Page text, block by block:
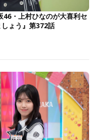
46・上村ひなのが大喜利セ
ょう』第372話